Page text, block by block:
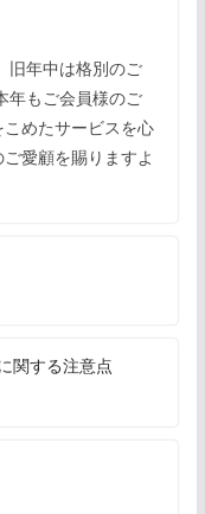
旧年中は格別のご
年もご会員様のご
めたサービスを心
愛顧を賜りますよ
関する注意点